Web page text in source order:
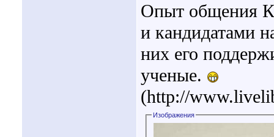
Опыт общения
и кандидатами
них его
ученые.
(http://
Изображения